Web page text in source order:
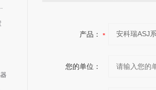
测表
产品：
您的单位：